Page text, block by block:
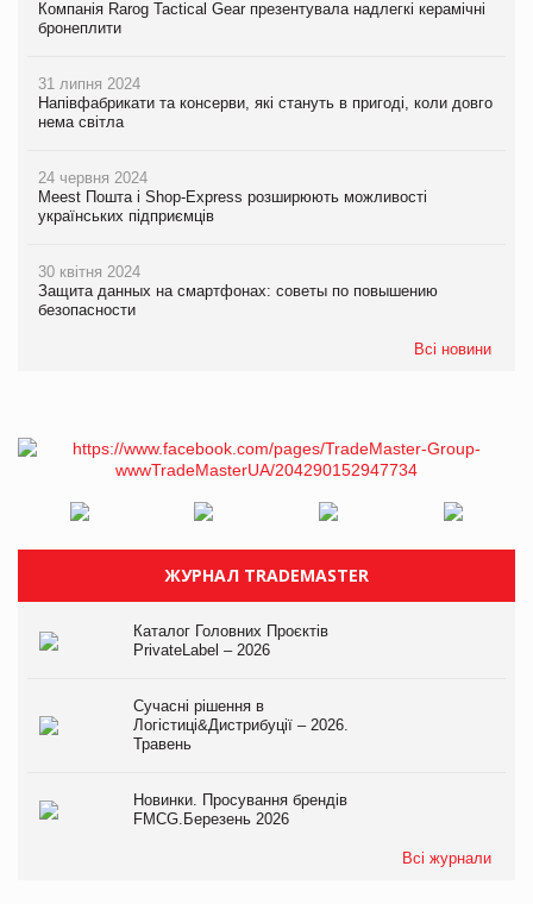
Компанія Rarog Tactical Gear презентувала надлегкі керамічні
бронеплити
31 липня 2024
Напівфабрикати та консерви, які стануть в пригоді, коли довго
нема світла
24 червня 2024
Meest Пошта і Shop-Express розширюють можливості
українських підприємців
30 квітня 2024
Защита данных на смартфонах: советы по повышению
безопасности
Всі новини
ЖУРНАЛ TRADEMASTER
Каталог Головних Проєктів
PrivateLabel – 2026
Сучасні рішення в
Логістиці&Дистрибуції – 2026.
Травень
Новинки. Просування брендів
FMCG.Березень 2026
Всі журнали